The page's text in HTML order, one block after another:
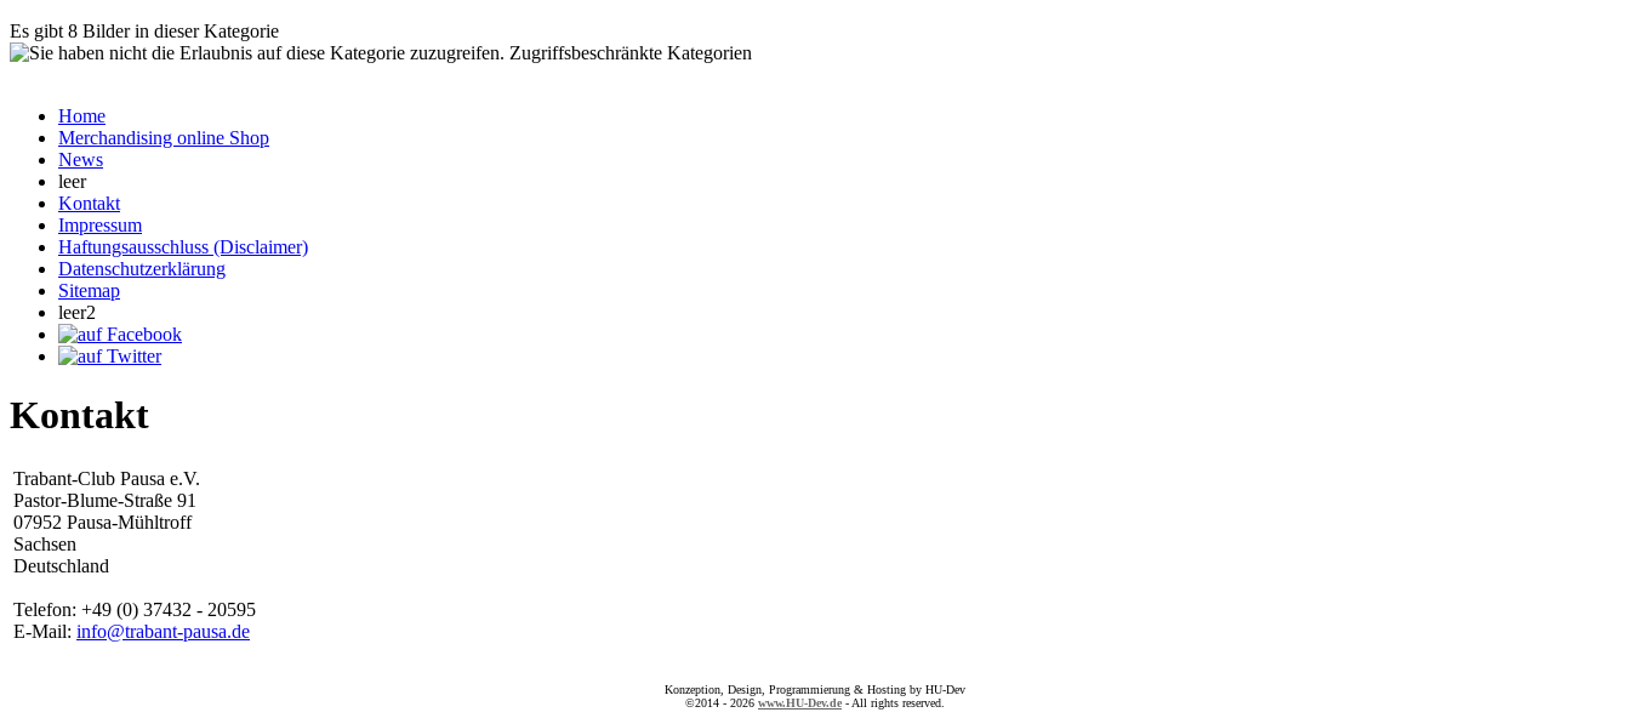
Es gibt 8 Bilder in dieser Kategorie
Zugriffsbeschränkte Kategorien
Home
Merchandising online Shop
News
leer
Kontakt
Impressum
Haftungsausschluss (Disclaimer)
Datenschutzerklärung
Sitemap
leer2
Kontakt
Trabant-Club Pausa e.V.
Pastor-Blume-Straße 91
07952 Pausa-Mühltroff
Sachsen
Deutschland
Telefon: +49 (0) 37432 - 20595
E-Mail: info@trabant-pausa.de
Konzeption, Design, Programmierung & Hosting by HU-Dev
©2014 - 2026 www.HU-Dev.de - All rights reserved.